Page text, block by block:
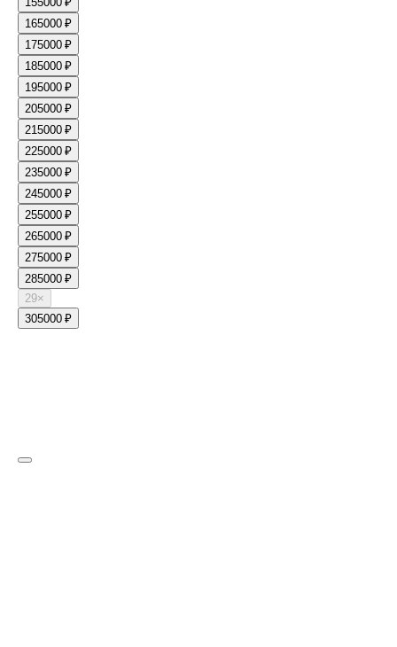
165000 ₽
175000 ₽
185000 ₽
195000 ₽
205000 ₽
215000 ₽
225000 ₽
235000 ₽
245000 ₽
255000 ₽
265000 ₽
275000 ₽
285000 ₽
29×
305000 ₽